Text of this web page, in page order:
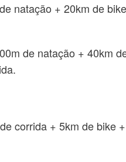
natação + 20km de
de natação + 40km
corrida + 5km de bike